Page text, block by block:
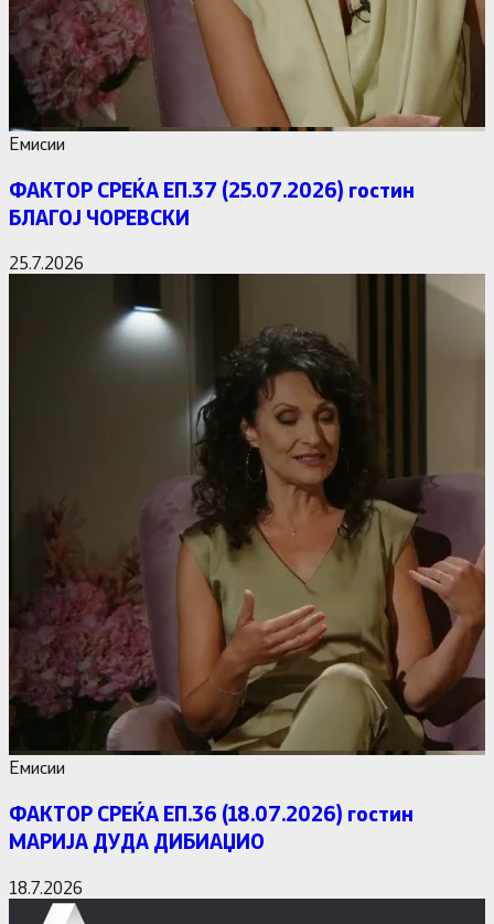
Емисии
ФАКТОР СРЕЌА ЕП.37 (25.07.2026) гостин
БЛАГОЈ ЧОРЕВСКИ
25.7.2026
Емисии
ФАКТОР СРЕЌА ЕП.36 (18.07.2026) гостин
МАРИЈА ДУДА ДИБИАЏИО
18.7.2026